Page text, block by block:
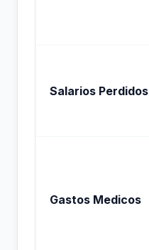
Salarios Perdidos
Gastos Medicos